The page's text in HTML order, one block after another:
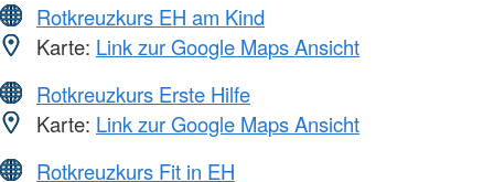
Rotkreuzkurs EH am Kind
Karte: Link zur Google Maps Ansicht
Rotkreuzkurs Erste Hilfe
Karte: Link zur Google Maps Ansicht
Rotkreuzkurs Fit in EH